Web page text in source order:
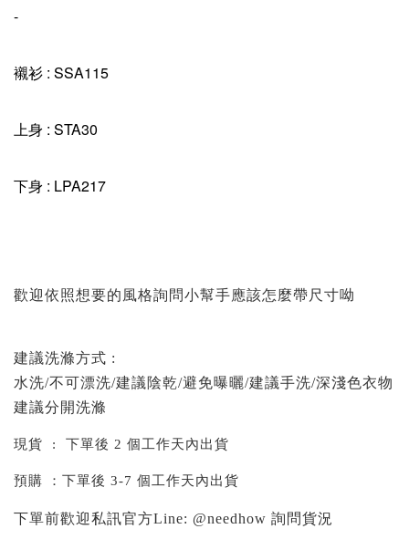
-
襯衫 : SSA115
上身 : STA30
下身 : LPA217
歡迎依照想要的風格詢問小幫手應該怎麼帶尺寸呦
建議洗滌方式 :
水洗/不可漂洗/建議陰乾/避免曝曬/建議手洗/深淺色衣物
建議分開洗滌
現貨 : 下單後 2 個工作天內出貨
預購 ：下單後 3-7 個工作天內出貨
下單前歡迎私訊官方Line: @needhow 詢問貨況